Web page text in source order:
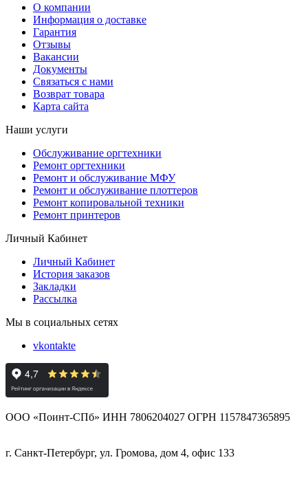
О компании
Информация о доставке
Гарантия
Отзывы
Вакансии
Документы
Связаться с нами
Возврат товара
Карта сайта
Наши услуги
Обслуживание оргтехники
Ремонт оргтехники
Ремонт и обслуживание МФУ
Ремонт и обслуживание плоттеров
Ремонт копировальной техники
Ремонт принтеров
Личный Кабинет
Личный Кабинет
История заказов
Закладки
Рассылка
Мы в социальных сетях
vkontakte
ООО «Поинт-СПб» ИНН 7806204027 ОГРН 1157847365895
г. Санкт-Петербург, ул. Громова, дом 4, офис 133